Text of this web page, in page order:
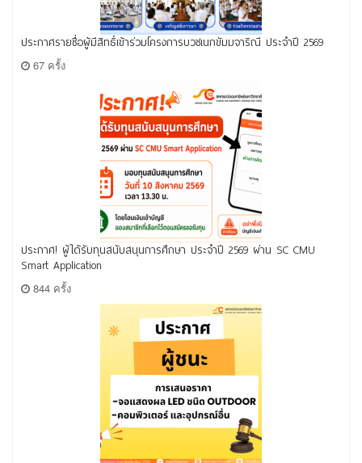
ประกาศรายชื่อผู้มีสิทธิ์เข้าร่วมโครงการบวชเนกขัมมจาริณี ประจำปี 2569
67 ครั้ง
ประกาศ! ผู้ได้รับทุนสนับสนุนการศึกษา ประจำปี 2569 ผ่าน SC CMU
Smart Application
844 ครั้ง